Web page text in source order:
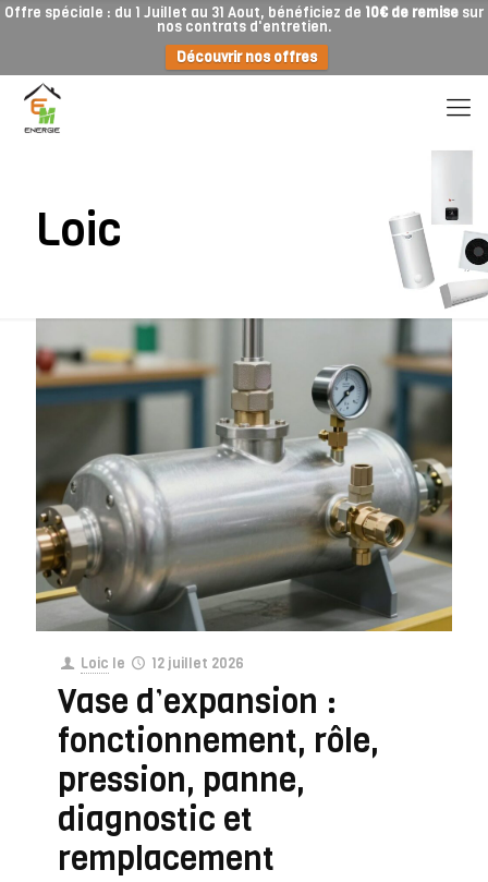
Offre spéciale : du 1 Juillet au 31 Aout, bénéficiez de 10€ de remise sur
nos contrats d'entretien.
Découvrir nos offres
Loic
Loic le 12 juillet 2026
Vase d’expansion :
fonctionnement, rôle,
pression, panne,
diagnostic et
remplacement